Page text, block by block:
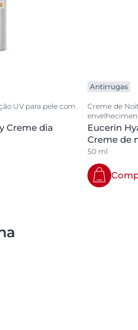
UV para pele com
Creme dia
Antirrugas
Creme de
Eucerin
Creme de
50 ml